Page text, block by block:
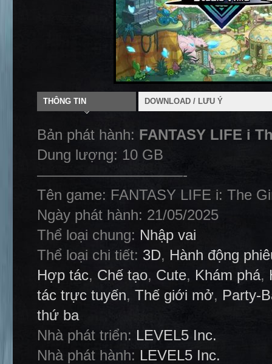
THÔNG TIN DOWNLOAD / LƯU Ý
Bản phát hành: FANTASY LIFE i
Dung lượng: 10 GB
——————————-
Tên game: FANTASY LIFE i: The
Ngày phát hành: 21/05/2025
Thể loại chung: Nhập vai
Thể loại chi tiết: 3D, Hành động
Hợp tác, Chế tạo, Cute, Khám phá,
tác trực tuyến, Thế giới mở, Party-
thứ ba
Nhà phát triển: LEVEL5 Inc.
Nhà phát hành: LEVEL5 Inc.